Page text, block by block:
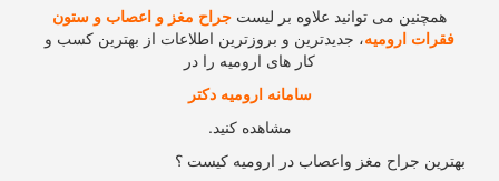
همچنین می توانید علاوه بر لیست جراح مغز و اعصاب و ستون
فقرات ارومیه، جدیدترین و بروزترین اطلاعات از بهترین کسب و
کار های ارومیه را در
سامانه ارومیه دکتر
مشاهده کنید.
بهترین جراح مغز واعصاب در ارومیه کیست ؟